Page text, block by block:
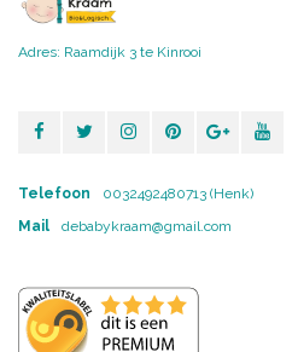
Adres: Raamdijk 3 te Kinrooi
Telefoon
0032492480713 (Henk)
Mail
debabykraam@gmail.com